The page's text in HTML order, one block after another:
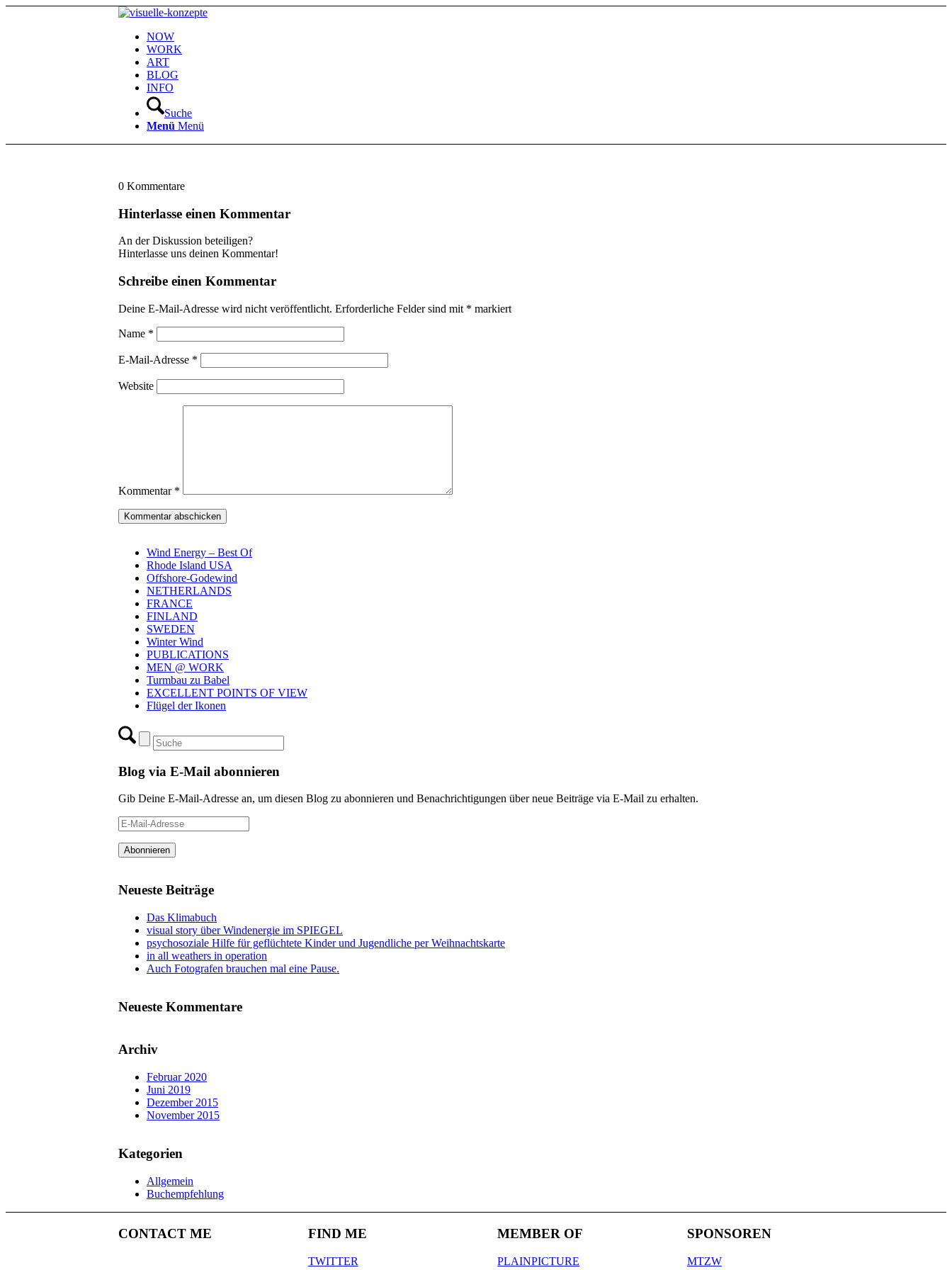
NOW
WORK
ART
BLOG
INFO
Suche
Menü Menü
0 Kommentare
Hinterlasse einen Kommentar
An der Diskussion beteiligen?
Hinterlasse uns deinen Kommentar!
Schreibe einen Kommentar
Deine E-Mail-Adresse wird nicht veröffentlicht. Erforderliche Felder sind mit * markiert
Name *
E-Mail-Adresse *
Website
Kommentar *
Wind Energy – Best Of
Rhode Island USA
Offshore-Godewind
NETHERLANDS
FRANCE
FINLAND
SWEDEN
Winter Wind
PUBLICATIONS
MEN @ WORK
Turmbau zu Babel
EXCELLENT POINTS OF VIEW
Flügel der Ikonen
Blog via E-Mail abonnieren
Gib Deine E-Mail-Adresse an, um diesen Blog zu abonnieren und Benachrichtigungen über neue Beiträge via E-Mail zu erhalten.
E-
Mail-
Adresse
Abonnieren
Neueste Beiträge
Das Klimabuch
visual story über Windenergie im SPIEGEL
psychosoziale Hilfe für geflüchtete Kinder und Jugendliche per Weihnachtskarte
in all weathers in operation
Auch Fotografen brauchen mal eine Pause.
Neueste Kommentare
Archiv
Februar 2020
Juni 2019
Dezember 2015
November 2015
Kategorien
Allgemein
Buchempfehlung
CONTACT ME FIND ME
TWITTER
MEMBER OF
PLAINPICTURE
SPONSOREN
MTZW